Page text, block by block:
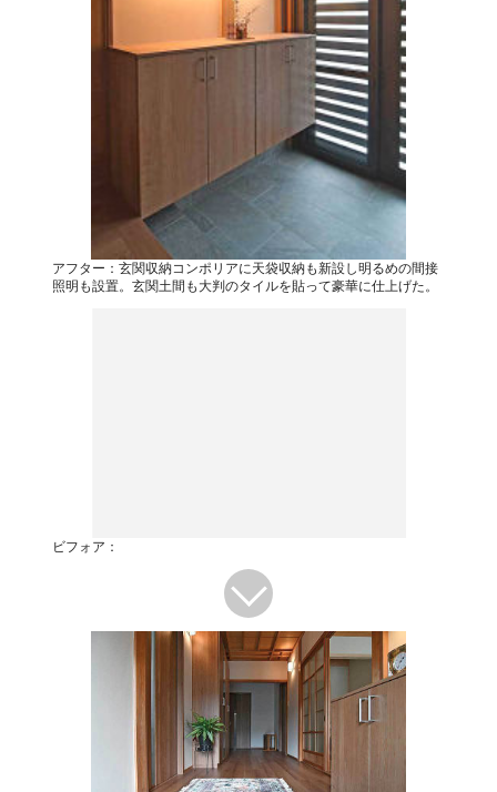
アフター：玄関収納コンポリアに天袋収納も新設し明るめの間接
照明も設置。玄関土間も大判のタイルを貼って豪華に仕上げた。
ビフォア：